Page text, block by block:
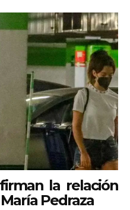
la relación
Pedraza